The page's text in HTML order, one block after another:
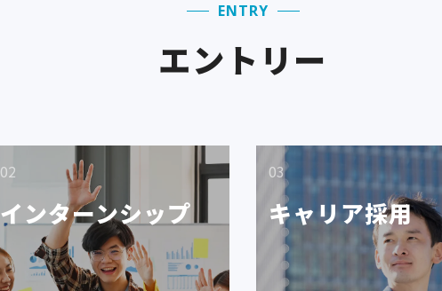
ENTRY
エントリー
02
インターンシップ
03
キャリア採用